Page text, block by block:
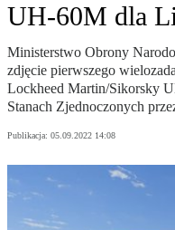
UH-60M dla
Ministerstwo Obrony
zdjęcie pierwszego
Lockheed Martin/Sikorsky
Stanach Zjednoczonych
Publikacja: 05.09.2022 14:08